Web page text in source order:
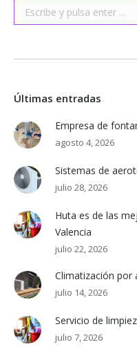
Buscar:
Últimas entradas
Empresa de
agosto 4, 2026
Sistemas de
julio 28, 2026
Huta es de las
Valencia
julio 22, 2026
Climatización por
julio 14, 2026
Servicio de
julio 7, 2026